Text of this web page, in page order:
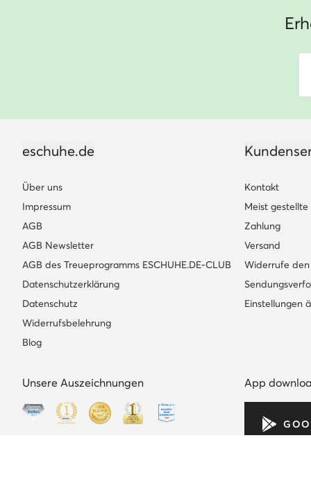
eschuhe.de
Über uns
Impressum
AGB
AGB Newsletter
AGB des Treueprogramms ESCHUHE.DE-CLUB
Datenschutzerklärung
Datenschutz
Widerrufsbelehrung
Blog
Kontakt
Meist gestellte
Zahlung
Versand
Widerrufe
Einstellungen
Unsere Auszeichnungen App